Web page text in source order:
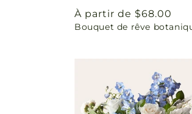
Prix
habituel
À partir de $68.00
Bouquet de rêve